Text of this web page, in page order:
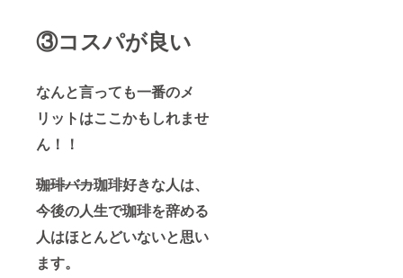
③コスパが良い
なんと言っても一番のメ
リットはここかもしれませ
ん！！
珈琲バカ珈琲好きな人は、
今後の人生で珈琲を辞める
人はほとんどいないと思い
ます。